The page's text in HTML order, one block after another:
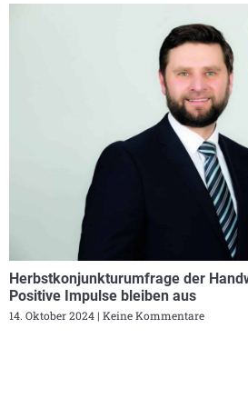
Herbstkonjunkturumfrage der
Positive Impulse bleiben aus
14. Oktober 2024 Keine Kommentare